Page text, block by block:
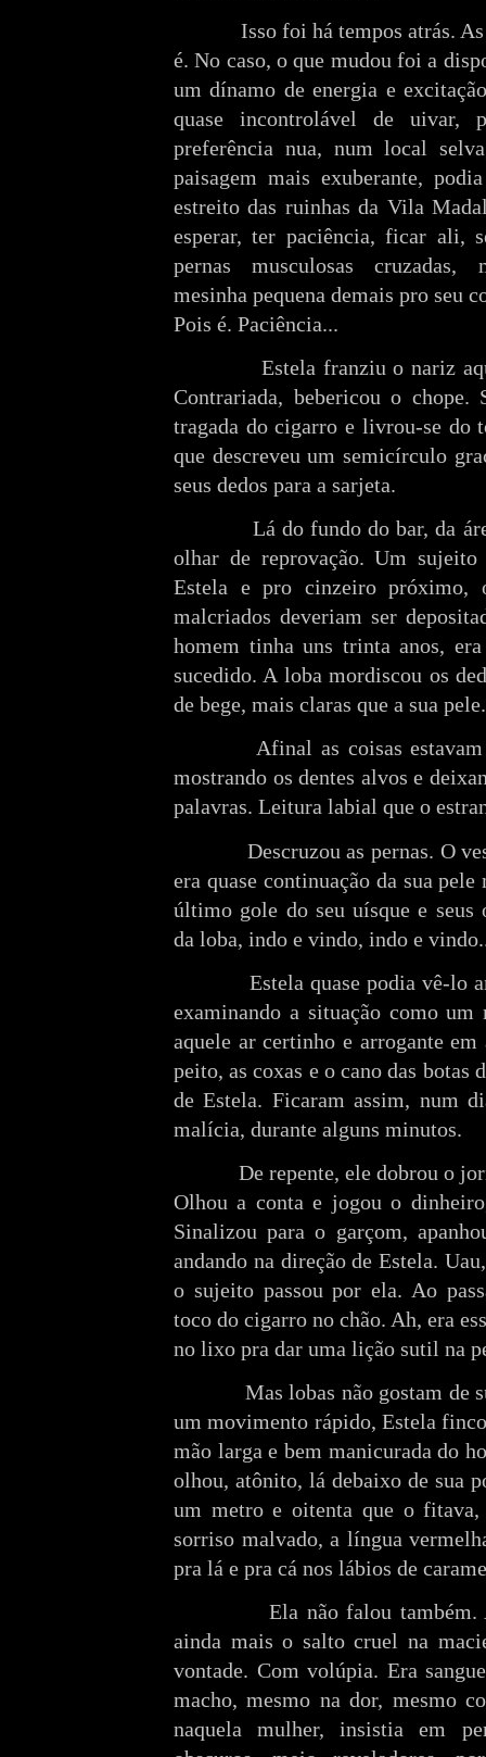
Isso foi há tempos atrás.
é. No caso, o que mudou foi a
um dínamo de energia e
quase incontrolável de
preferência nua, num local
paisagem mais exuberante,
estreito das ruinhas da Vila
esperar, ter paciência, ficar ali,
pernas musculosas cruzadas,
mesinha pequena demais pro seu
Pois é. Paciência...
Estela franziu o nariz
Contrariada, bebericou o
tragada do cigarro e livrou-se do
que descreveu um semicírculo
seus dedos para a sarjeta.
Lá do fundo do bar, da
olhar de reprovação. Um
Estela e pro cinzeiro próximo,
malcriados deveriam ser
homem tinha uns trinta anos,
sucedido. A loba mordiscou os
de bege, mais claras que a sua
Afinal as coisas
mostrando os dentes alvos e
palavras. Leitura labial que o
Descruzou as pernas. O
era quase continuação da sua
último gole do seu uísque e seus
da loba, indo e vindo, indo e
Estela quase podia vê-lo
examinando a situação como um
aquele ar certinho e arrogante
peito, as coxas e o cano das botas
de Estela. Ficaram assim, num
malícia, durante alguns minutos.
De repente, ele dobrou o
Olhou a conta e jogou o
Sinalizou para o garçom,
andando na direção de Estela.
o sujeito passou por ela. Ao
toco do cigarro no chão. Ah, era
no lixo pra dar uma lição sutil na
Mas lobas não gostam de
um movimento rápido, Estela
mão larga e bem manicurada do
olhou, atônito, lá debaixo de sua
um metro e oitenta que o fitava,
sorriso malvado, a língua
pra lá e pra cá nos lábios de
Ela não falou também.
ainda mais o salto cruel na
vontade. Com volúpia. Era
macho, mesmo na dor, mesmo
naquela mulher, insistia em